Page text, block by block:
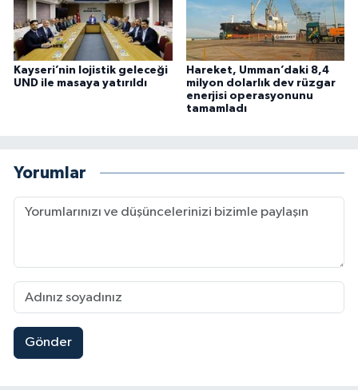
Kayseri’nin lojistik geleceği
UND ile masaya yatırıldı
Hareket, Umman’daki 8,4
milyon dolarlık dev rüzgar
enerjisi operasyonunu
tamamladı
Yorumlar
Gönder